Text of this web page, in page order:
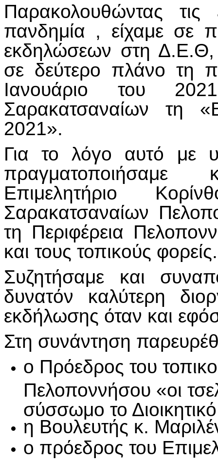
Παρακολουθώντας τις
πανδημία , είχαμε σε
εκδηλώσεων στη Δ.Ε.Θ,
σε δεύτερο πλάνο τη
Ιανουάριο του
Σαρακατσαναίων τη
2021».
Για το λόγο αυτό με
Επιμελητήριο
Σαρακατσαναίων
τη Περιφέρεια
και τους τοπικούς φορείς.
Συζητήσαμε και
δυνατόν καλύτερη
εκδήλωσης όταν και
Στη συνάντηση
ο Πρόεδρος του
Πελοποννήσου «οι
σύσσωμο το
η Βουλευτής κ.
ο πρόεδρος του